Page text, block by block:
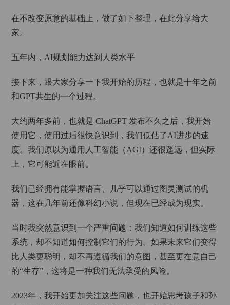
在不改变原意的基础上，做了如下整理，在此分享给大
家。
五年内，AI规划能力达到人类水平
接下来，跟大家分享一下我开始的历程，也就是十年之前
和GPT共生的一个过程。
大约两年多前，也就是 ChatGPT 发布不久之后，我开始
使用它，使用过后很快意识到，我们低估了AI进步的速
度。我们原以为通用人工智能（AGI）还很遥远，但实际
上，它可能近在眼前。
我们已经拥有能掌握语言、几乎可以通过图灵测试的机
器，这在几年前还像科幻小说，但现在已经成为现实。
当时我突然意识到一个严重问题：我们知道如何训练这些
系统，却不知道如何控制它们的行为。如果未来它们变得
比人类更聪明，却不再遵循我们的意图，甚至更在意自己
的“生存”，这将是一种我们无法承受的风险。
2023年，我开始更加关注这些问题，也开始思考孩子和孙